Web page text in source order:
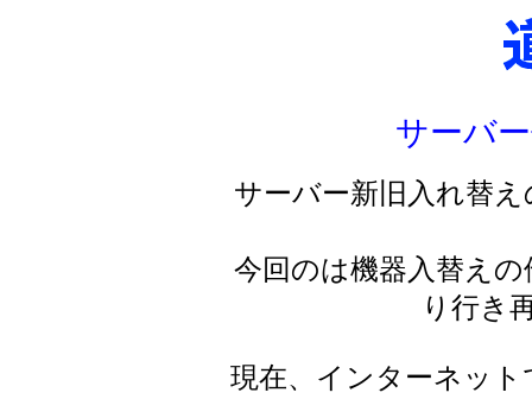
サーバ
サーバー新旧入れ替
今回のは機器入替え
り行き
現在、インターネッ